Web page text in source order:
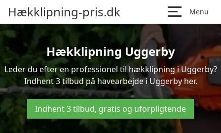
Hækklipning-pris.dk Menu
Hækklipning Uggerby
Leder du efter en professionel til hækklipning i Uggerby?
Indhent 3 tilbud på havearbejde i Uggerby her.
Indhent 3 tilbud, gratis og uforpligtende